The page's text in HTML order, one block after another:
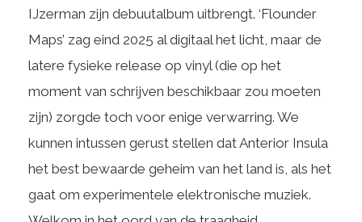
IJzerman zijn debuutalbum uitbrengt. ‘Flounder
Maps’ zag eind 2025 al digitaal het licht, maar de
latere fysieke release op vinyl (die op het
moment van schrijven beschikbaar zou moeten
zijn) zorgde toch voor enige verwarring. We
kunnen intussen gerust stellen dat Anterior Insula
het best bewaarde geheim van het land is, als het
gaat om experimentele elektronische muziek.